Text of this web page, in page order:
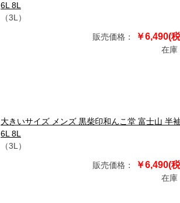
6L 8L
（3L）
販売価格： ￥6,490(
在庫
大きいサイズ メンズ 黒柴印和んこ堂 富士山 半
6L 8L
（3L）
販売価格： ￥6,490(
在庫